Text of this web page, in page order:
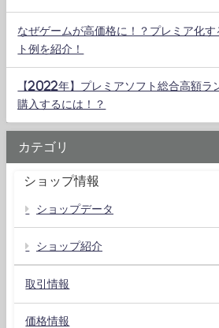
なぜゲームが高価格に！？プレミア化
ト例を紹介！
【2022年】プレミアソフト総合高額ラ
購入するには！？
カテゴリ
ショップ情報
ショップデータ
ショップ紹介
取引情報
価格情報